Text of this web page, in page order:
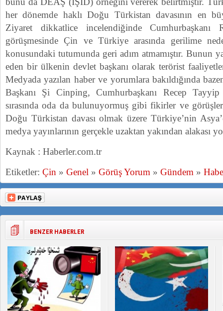
her dönemde haklı Doğu Türkistan davasının en
Ziyaret dikkatlice incelendiğinde Cumhurbaşkanı
görüşmesinde Çin ve Türkiye arasında gerilime
konusundaki tutumunda geri adım atmamıştır. Bunun
eden bir ülkenin devlet başkanı olarak terörist
Medyada yazılan haber ve yorumlara bakıldığında
Başkanı Şi Cinping, Cumhurbaşkanı Recep
sırasında oda da bulunuyormuş gibi fikirler ve
Doğu Türkistan davası olmak üzere Türkiye’nin
medya yayınlarının gerçekle uzaktan yakından alakası
Kaynak : Haberler.com.tr
Etiketler: Çin » Genel » Görüş Yorum » Gündem »
BENZER HABERLER